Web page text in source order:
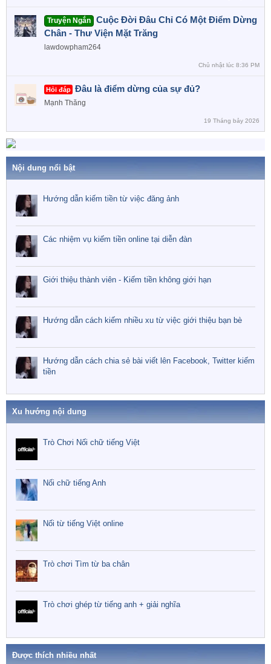
Truyện Ngắn
Cuộc Đời Đâu Chỉ Có Một Điểm Dừng
Chân - Thư Viện Mặt Trăng
lawdowpham264
Chủ nhật lúc 8:36 PM
Hỏi đáp Đâu là điểm dừng của sự đủ?
Mạnh Thăng
19 Tháng bảy 2026
Nội dung nổi bật
Hướng dẫn kiếm tiền từ việc đăng ảnh
Các nhiệm vụ kiếm tiền online tại diễn đàn
Giới thiệu thành viên - Kiếm tiền không giới hạn
Hướng dẫn cách kiếm nhiều xu từ việc giới thiệu bạn bè
Hướng dẫn cách chia sẻ bài viết lên Facebook, Twitter kiếm
tiền
Xu hướng nội dung
Trò Chơi Nối chữ tiếng Việt
Nối chữ tiếng Anh
Nối từ tiếng Việt online
Trò chơi Tìm từ ba chân
Trò chơi ghép từ tiếng anh + giải nghĩa
Được thích nhiều nhất